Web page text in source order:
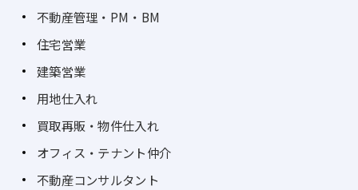
不動産管理・PM・BM
住宅営業
建築営業
用地仕入れ
買取再販・物件仕入れ
オフィス・テナント仲介
不動産コンサルタント